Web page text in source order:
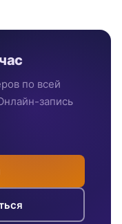
по всей
запись